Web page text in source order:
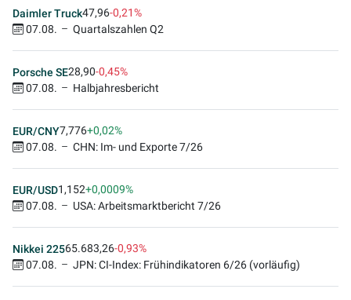
Daimler Truck47,96-0,21%
07.08.
Quartalszahlen Q2
Porsche SE28,90-0,45%
07.08.
Halbjahresbericht
EUR/CNY7,776+0,02%
07.08.
CHN: Im- und Exporte 7/26
EUR/USD1,152+0,0009%
07.08.
USA: Arbeitsmarktbericht 7/26
Nikkei 22565.683,26-0,93%
07.08.
JPN: CI-Index: Frühindikatoren 6/26 (vorläufig)